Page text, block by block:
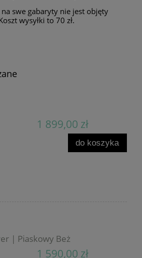
swe gabaryty nie jest objęty
wysyłki to 70 zł.
1 899,00 zł
do koszyka
| Piaskowy Beż
1 590,00 zł